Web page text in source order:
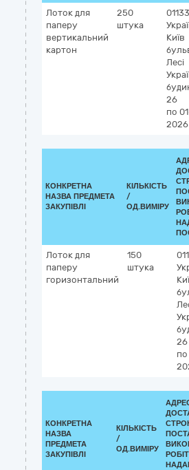
Лоток для
паперу
вертикальний
картон
250
штука
01133
Київ
Лесі
26
по
2026
КОНКРЕТНА
НАЗВА ПРЕДМЕТА
ЗАКУПІВЛІ
КІЛЬКІСТЬ
/
ОД.ВИМІРУ
Лоток для
паперу
горизонтальний
150
штука
26
КОНКРЕТНА
НАЗВА
ПРЕДМЕТА
ЗАКУПІВЛІ
КІЛЬКІСТЬ
/
ОД.ВИМІРУ